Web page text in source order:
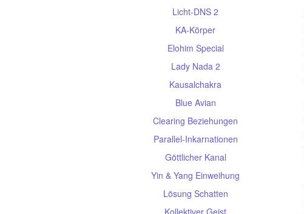
Licht-DNS 2
KA-Körper
Elohim Special
Lady Nada 2
Kausalchakra
Blue Avian
Clearing Beziehungen
Parallel-Inkarnationen
Göttlicher Kanal
Yin & Yang Einweihung
Lösung Schatten
Kollektiver Geist